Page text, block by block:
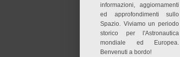
informazioni, aggiornamenti
ed approfondimenti sullo
Spazio. Viviamo un periodo
storico per l'Astronautica
mondiale ed Europea.
Benvenuti a bordo!